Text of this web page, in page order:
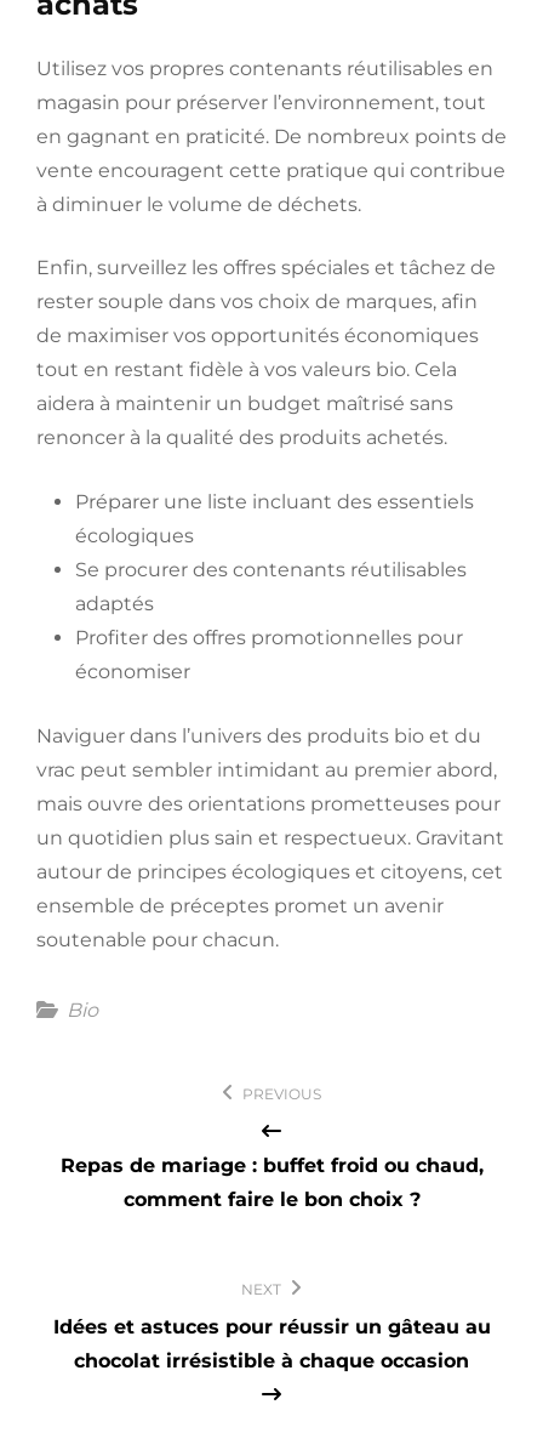
Utilisez vos propres contenants réutilisables en
magasin pour préserver l’environnement, tout
en gagnant en praticité. De nombreux points de
vente encouragent cette pratique qui contribue
à diminuer le volume de déchets.
Enfin, surveillez les offres spéciales et tâchez de
rester souple dans vos choix de marques, afin
de maximiser vos opportunités économiques
tout en restant fidèle à vos valeurs bio. Cela
aidera à maintenir un budget maîtrisé sans
renoncer à la qualité des produits achetés.
Préparer une liste incluant des essentiels
écologiques
Se procurer des contenants réutilisables
adaptés
Profiter des offres promotionnelles pour
économiser
Naviguer dans l’univers des produits bio et du
vrac peut sembler intimidant au premier abord,
mais ouvre des orientations prometteuses pour
un quotidien plus sain et respectueux. Gravitant
autour de principes écologiques et citoyens, cet
ensemble de préceptes promet un avenir
soutenable pour chacun.
Categories
Bio
l’article
PREVIOUS
Repas de mariage : buffet froid ou chaud,
comment faire le bon choix ?
NEXT
Idées et astuces pour réussir un gâteau au
chocolat irrésistible à chaque occasion